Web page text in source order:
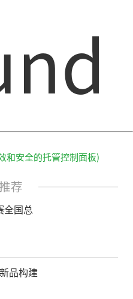
和安全的托管控制面板)
荐
全国总
品构建